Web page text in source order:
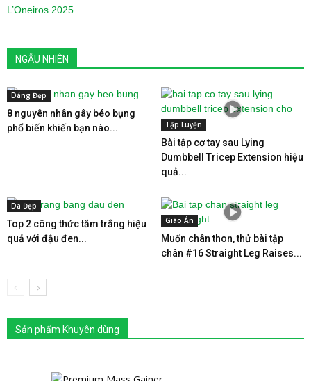
NGẪU NHIÊN
Dáng Đẹp
8 nguyên nhân gây béo bụng
phổ biến khiến bạn nào...
Tập Luyện
Bài tập cơ tay sau Lying
Dumbbell Tricep Extension hiệu
quả...
Da Đẹp
Top 2 công thức tắm trắng hiệu
quả với đậu đen...
Giáo Án
Muốn chân thon, thử bài tập
chân #16 Straight Leg Raises...
Sản phẩm Khuyên dùng